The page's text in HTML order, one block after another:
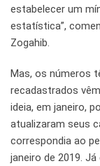
estabelecer um
estatística”,
Zogahib.
Mas, os números
recadastrados
ideia, em janeiro,
atualizaram seus
correspondia ao
janeiro de 2019.